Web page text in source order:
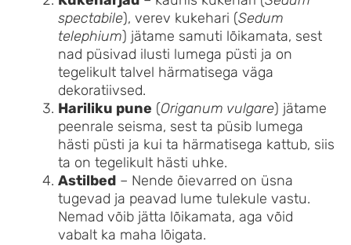
spectabile), verev kukehari (Sedum
telephium) jätame samuti lõikamata, sest
nad püsivad ilusti lumega püsti ja on
tegelikult talvel härmatisega väga
dekoratiivsed.
Hariliku pune (Origanum vulgare) jätame
peenrale seisma, sest ta püsib lumega
hästi püsti ja kui ta härmatisega kattub, siis
ta on tegelikult hästi uhke.
Astilbed – Nende õievarred on üsna
tugevad ja peavad lume tulekule vastu.
Nemad võib jätta lõikamata, aga võid
vabalt ka maha lõigata.